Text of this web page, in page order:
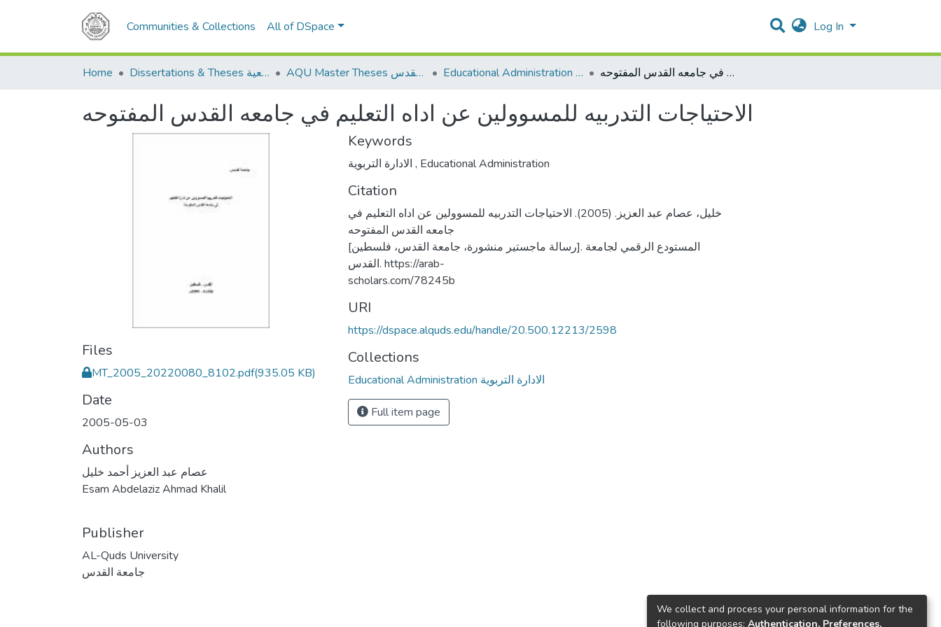
Communities & Collections All of DSpace Log In
Home Dissertations & Theses الرسائل الجامعية AQU Master Theses الرسائل الجامعية الخاصة بجامعة القدس Educational Administration الادارة التربوية الاحتياجات التدربيه للمسوولين عن اداه التعليم في جامعه القدس المفتوحه
الاحتياجات التدربيه للمسوولين عن اداه التعليم في جامعه القدس المفتوحه
Files
MT_2005_20220080_8102.pdf(935.05 KB)
Date
2005-05-03
Authors
عصام عبد العزيز أحمد خليل
Esam Abdelaziz Ahmad Khalil
Publisher
AL-Quds University
جامعة القدس
Keywords
, Educational Administration
Citation
خليل، عصام عبد العزيز. (2005). الاحتياجات التدربيه للمسوولين عن اداه التعليم في
جامعه القدس المفتوحه
[رسالة ماجستير منشورة، جامعة القدس، فلسطين]. المستودع الرقمي لجامعة
القدس. https://arab-
scholars.com/78245b
URI
https://dspace.alquds.edu/handle/20.500.12213/2598
Collections
Educational Administration الادارة التربوية
Full item page
We collect and process your personal information for the
following purposes: Authentication, Preferences,